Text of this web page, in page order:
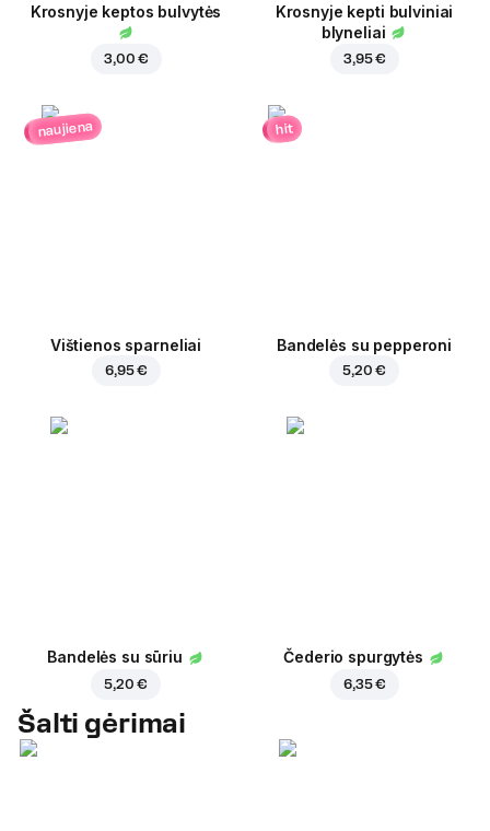
Krosnyje keptos bulvytės
3,00 €
Krosnyje kepti bulviniai
blyneliai
3,95 €
naujiena
Vištienos sparneliai
6,95 €
hit
Bandelės su pepperoni
5,20 €
Bandelės su sūriu
5,20 €
Čederio spurgytės
6,35 €
Šalti gėrimai